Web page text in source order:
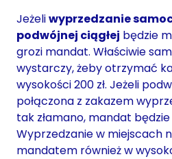
Jeżeliwyprzedzanie
podwójnej ciągłej będzie
grozi mandat. Właściwie
wystarczy, żeby otrzymać
wysokości 200 zł. Jeżeli
połączona z zakazem
tak złamano, mandat będzie
Wyprzedzanie w miejscach
mandatem również w